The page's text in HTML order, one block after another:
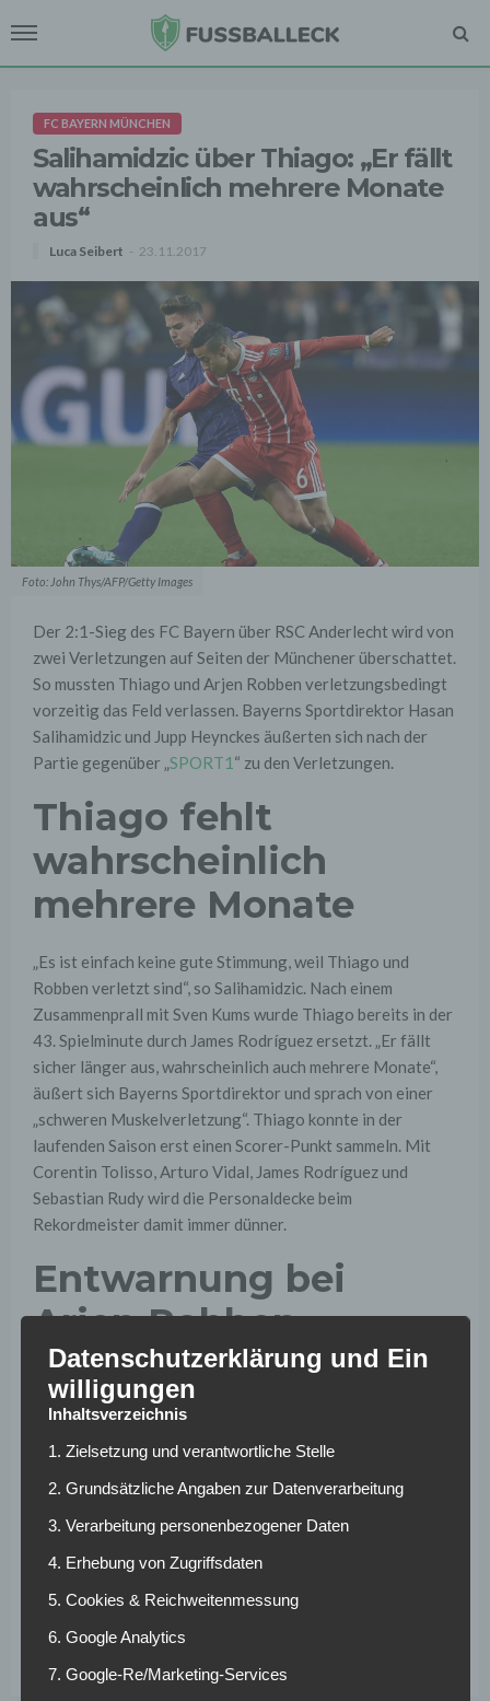
FC BAYERN MÜNCHEN
Salihamidzic über Thiago: „Er fällt
wahrscheinlich mehrere Monate
aus“
Luca Seibert 23.11.2017
Foto: John Thys/AFP/Getty Images
Der 2:1-Sieg des FC Bayern über RSC Anderlecht wird von
zwei Verletzungen auf Seiten der Münchener überschattet.
So mussten Thiago und Arjen Robben verletzungsbedingt
vorzeitig das Feld verlassen. Bayerns Sportdirektor Hasan
Salihamidzic und Jupp Heynckes äußerten sich nach der
Partie gegenüber „SPORT1 “ zu den Verletzungen.
Thiago fehlt
wahrscheinlich
mehrere Monate
„Es ist einfach keine gute Stimmung, weil Thiago und
Robben verletzt sind“, so Salihamidzic. Nach einem
Zusammenprall mit Sven Kums wurde Thiago bereits in der
43. Spielminute durch James Rodríguez ersetzt. „Er fällt
sicher länger aus, wahrscheinlich auch mehrere Monate“,
äußert sich Bayerns Sportdirektor und sprach von einer
„schweren Muskelverletzung“. Thiago konnte in der
laufenden Saison erst einen Scorer-Punkt sammeln. Mit
Corentin Tolisso, Arturo Vidal, James Rodríguez und
Sebastian Rudy wird die Personaldecke beim
Rekordmeister damit immer dünner.
Entwarnung bei
Arjen Robben
Unmittelbar nach dem Wiederanpfiff musste auch Arjen
Robben ausgewechselt werden. Nach einem Foul von Uros
Oberschenkel. Für ihn kam Javi Martinez in die Partie. „Bei
Arjen Robben müssen wir abwarten“, sagte Heynckes. „Er
erzielte in elf Partien bislang drei Tore und bereitete zwei
weitere Treffer vor. Robben plagte sich in der jüngeren
Vergangenheit immer wieder mit muskulären Problemen.
Für die anstehende Partie am kommenden Samstag gegen
Borussia Mönchengladbach fällt der 33-Jährige wohl aus.
Datenschutzerklärung und Ein
willigungen
Inhaltsverzeichnis
1. Zielsetzung und verantwortliche Stelle
2. Grundsätzliche Angaben zur Datenverarbeitung
3. Verarbeitung personenbezogener Daten
4. Erhebung von Zugriffsdaten
5. Cookies & Reichweitenmessung
6. Google Analytics
7. Google-Re/Marketing-Services